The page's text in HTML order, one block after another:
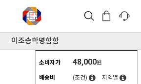
이조송학명함함
소비자가 48,000원
배송비 (조건) 지역별